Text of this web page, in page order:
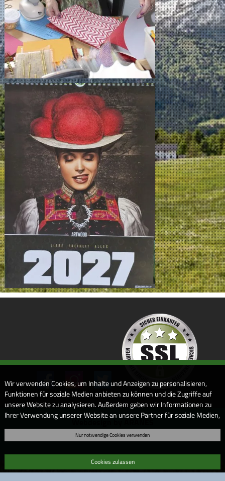
Webdesign by ARANES
Wir verwenden Cookies, um Inhalte und Anzeigen zu personalisieren,
Funktionen für soziale Medien anbieten zu können und die Zugriffe auf
unsere Website zu analysieren. Außerdem geben wir Informationen zu
Ihrer Verwendung unserer Website an unsere Partner für soziale Medien,
Informationen möglicherweise mit weiteren Daten zusammen, die Sie
Dienste gesammelt haben. Sofern Sie uns Ihre Einwilligung geben,
können Sie diese jederzeit in der Datenschutzerklärung wieder
Nur notwendige Cookies verwenden
Cookies zulassen